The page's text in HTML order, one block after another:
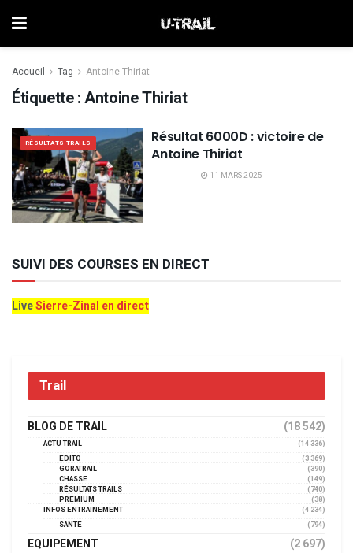
Accueil Tag Antoine Thiriat
Étiquette :Antoine Thiriat
RÉSULTATS TRAILS
Résultat 6000D : victoire de
Antoine Thiriat
11 MARS 2025
SUIVI DES COURSES EN DIRECT
LiveSierre-Zinal en direct
Trail
BLOG DE TRAIL (18 542)
ACTU TRAIL
(14 336)
EDITO
(3 369)
GORATRAIL
(390)
CHASSE
(149)
RÉSULTATS TRAILS
(740)
PREMIUM
(38)
INFOS ENTRAINEMENT
(4 234)
SANTÉ
(794)
EQUIPEMENT (2 697)